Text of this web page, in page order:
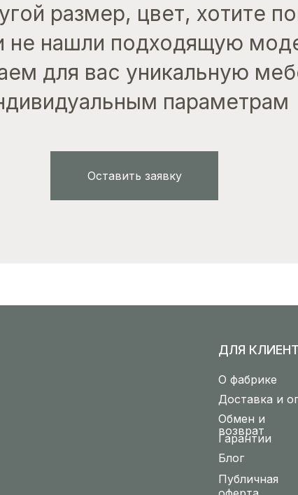
размер, цвет, хотите
не нашли подходящую
для вас уникальную
параметрам
Оставить заявку
Блог
Гарантии
Обмен и
возврат
Доставка и
О фабрике
ДЛЯ
Публичная